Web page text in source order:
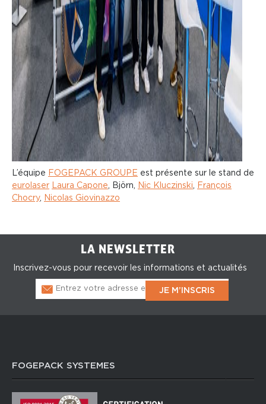
L’équipe FOGEPACK GROUPE est présente sur le stand de
eurolaser Laura Capone, Björn, Nic Kluczinski, François
Chocry, Nicolas Giovinazzo
LA NEWSLETTER
Inscrivez-vous pour recevoir les informations et actualités
FOGEPACK SYSTEMES